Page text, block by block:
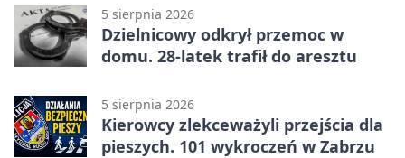
5 sierpnia 2026
Dzielnicowy odkrył przemoc w
domu. 28-latek trafił do aresztu
5 sierpnia 2026
Kierowcy zlekceważyli przejścia dla
pieszych. 101 wykroczeń w Zabrzu